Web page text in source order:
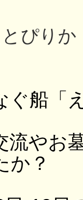
とぴりか
ぐ船「
流やお
か？